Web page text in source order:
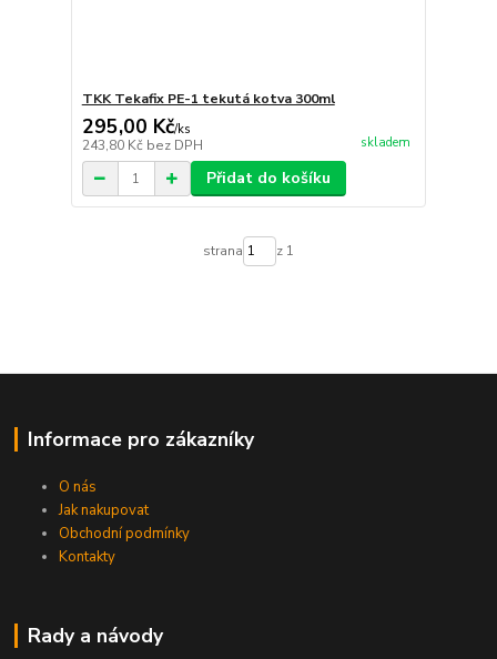
TKK Tekafix PE-1 tekutá kotva 300ml
295,00 Kč/ks
243,80 Kč bez DPH skladem
Přidat do košíku
strana z 1
Informace pro zákazníky
O nás
Jak nakupovat
Obchodní podmínky
Kontakty
Rady a návody